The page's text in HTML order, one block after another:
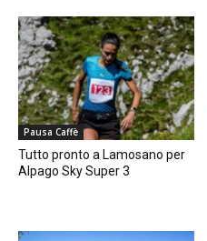
Pausa Caffè
Tutto pronto a Lamosano per
Alpago Sky Super 3